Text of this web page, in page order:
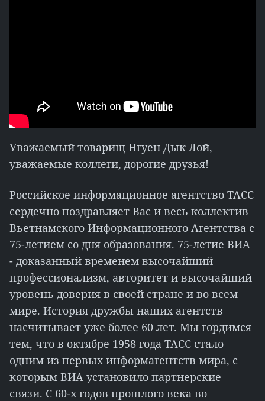
Уважаемый товарищ Нгуен Дык Лой,
уважаемые коллеги, дорогие друзья!
Российское информационное агентство ТАСС
сердечно поздравляет Вас и весь коллектив
Вьетнамского Информационного Агентства с
75-летием со дня образования. 75-летие ВИА
- доказанный временем высочайший
профессионализм, авторитет и высочайший
уровень доверия в своей стране и во всем
мире. История дружбы наших агентств
насчитывает уже более 60 лет. Мы гордимся
тем, что в октябре 1958 года ТАСС стало
одним из первых информагентств мира, с
которым ВИА установило партнерские
связи. С 60-х годов прошлого века во